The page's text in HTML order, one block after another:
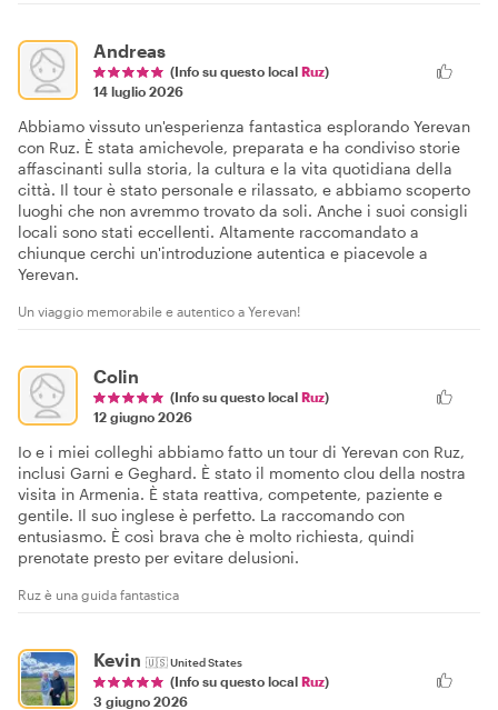
Andreas
(Info su questo local Ruz)
14 luglio 2026
Abbiamo vissuto un'esperienza fantastica esplorando Yerevan
con Ruz. È stata amichevole, preparata e ha condiviso storie
affascinanti sulla storia, la cultura e la vita quotidiana della
città. Il tour è stato personale e rilassato, e abbiamo scoperto
luoghi che non avremmo trovato da soli. Anche i suoi consigli
locali sono stati eccellenti. Altamente raccomandato a
chiunque cerchi un'introduzione autentica e piacevole a
Yerevan.
Un viaggio memorabile e autentico a Yerevan!
Colin
(Info su questo local Ruz)
12 giugno 2026
Io e i miei colleghi abbiamo fatto un tour di Yerevan con Ruz,
inclusi Garni e Geghard. È stato il momento clou della nostra
visita in Armenia. È stata reattiva, competente, paziente e
gentile. Il suo inglese è perfetto. La raccomando con
entusiasmo. È così brava che è molto richiesta, quindi
prenotate presto per evitare delusioni.
Ruz è una guida fantastica
Kevin 🇺🇸United States
(Info su questo local Ruz)
3 giugno 2026